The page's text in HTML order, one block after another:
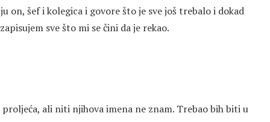
on, šef i kolegica i govore što je sve još trebalo i dokad
sve što mi se čini da je rekao.
ali niti njihova imena ne znam. Trebao bih biti u